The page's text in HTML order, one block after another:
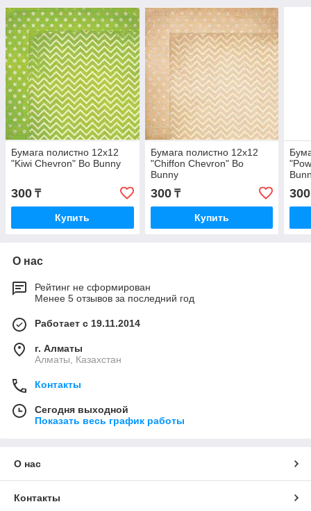
Бумага полистно 12х12
"Kiwi Chevron" Bo Bunny
300 ₸
Купить
Бумага полистно 12х12
"Chiffon Chevron" Bo
Bunny
300₸
Купить
300
О нас
Рейтинг не сформирован
Менее 5 отзывов за последний год
Работает с 19.11.2014
г. Алматы
Алматы, Казахстан
Контакты
Сегодня выходной
Показать весь график работы
О нас
Контакты